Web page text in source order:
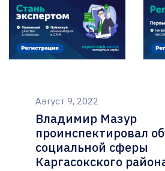
Август 9, 2022
Владимир Мазур
проинспектировал
социальной сферы
Каргасокского